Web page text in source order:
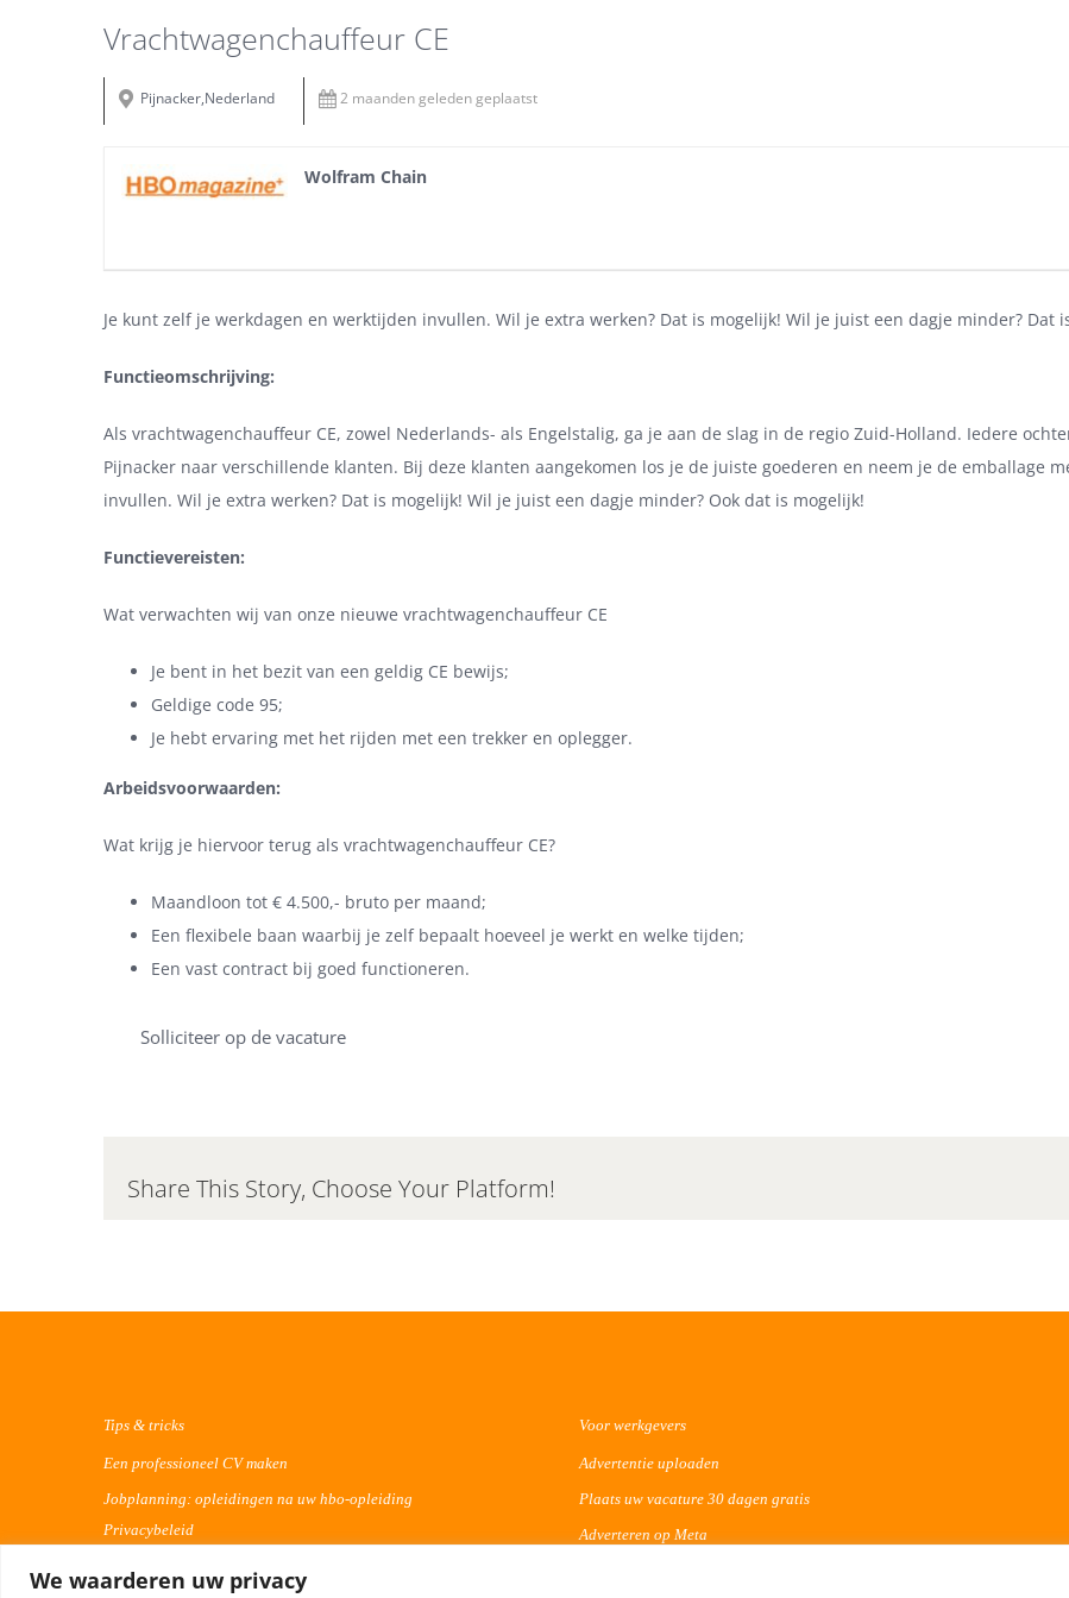
We waarderen uw privacy
Vrachtwagenchauffeur CE
Pijnacker,Nederland 2 maanden geleden geplaatst
Wolfram Chain
Je kunt zelf je werkdagen en werktijden invullen. Wil je extra werken? Dat is mogelijk! Wil je juist een dagje minder? Dat
Functieomschrijving:
Als vrachtwagenchauffeur CE, zowel Nederlands- als Engelstalig, ga je aan de slag in de regio Zuid-Holland. Iedere
Pijnacker naar verschillende klanten. Bij deze klanten aangekomen los je de juiste goederen en neem je de emballage
invullen. Wil je extra werken? Dat is mogelijk! Wil je juist een dagje minder? Ook dat is mogelijk!
Functievereisten:
Wat verwachten wij van onze nieuwe vrachtwagenchauffeur CE
Je bent in het bezit van een geldig CE bewijs;
Geldige code 95;
Je hebt ervaring met het rijden met een trekker en oplegger.
Arbeidsvoorwaarden:
Wat krijg je hiervoor terug als vrachtwagenchauffeur CE?
Maandloon tot € 4.500,- bruto per maand;
Een flexibele baan waarbij je zelf bepaalt hoeveel je werkt en welke tijden;
Een vast contract bij goed functioneren.
Solliciteer op de vacature
Share This Story, Choose Your Platform!
Tips & tricks
Een professioneel CV maken
Jobplanning: opleidingen na uw hbo-opleiding
Privacybeleid
Voor werkgevers
Advertentie uploaden
Plaats uw vacature 30 dagen gratis
Adverteren op Meta